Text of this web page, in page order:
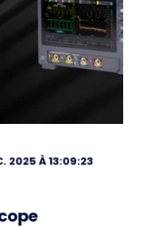
2025 À 13:09:23